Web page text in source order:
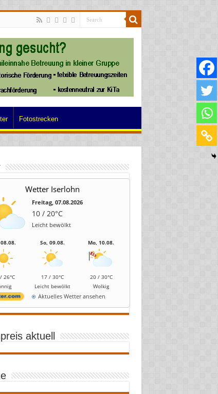
Fotostrecken
Wetter Iserlohn
Freitag, 07.08.2026
10 / 20°C
Leicht bewölkt
26°C
So, 09.08.
17 / 30°C
Leicht bewölkt
Mo, 10.08.
20 / 30°C
Wolkig
Aktuelles Wetter ansehen
aktuell